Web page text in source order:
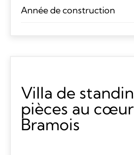
Année de construction
Villa de
pièces au
Bramois